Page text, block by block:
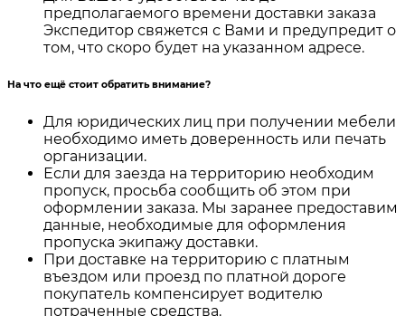
предполагаемого времени доставки заказа
Экспедитор свяжется с Вами и предупредит о
том, что скоро будет на указанном адресе.
На что ещё стоит обратить внимание?
Для юридических лиц при получении мебели
необходимо иметь доверенность или печать
организации.
Если для заезда на территорию необходим
пропуск, просьба сообщить об этом при
оформлении заказа. Мы заранее предоставим
данные, необходимые для оформления
пропуска экипажу доставки.
При доставке на территорию с платным
въездом или проезд по платной дороге
покупатель компенсирует водителю
потраченные средства.